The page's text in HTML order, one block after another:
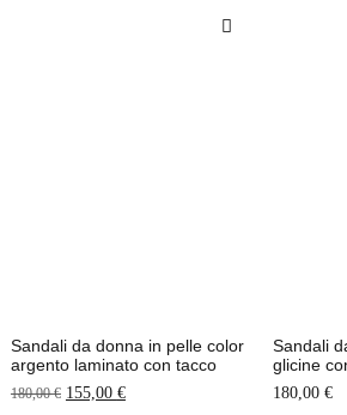
Sandali da donna in pelle color
argento laminato con tacco
180,00€ 155,00 €
Sandali
glicine
180,00 €